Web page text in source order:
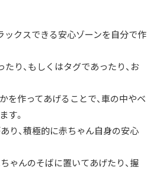
クスできる安心ゾーンを自分で作
り、もしくはタグであったり、お
を作ってあげることで、車の中やベ
す。
り、積極的に赤ちゃん自身の安心
ゃんのそばに置いてあげたり、握